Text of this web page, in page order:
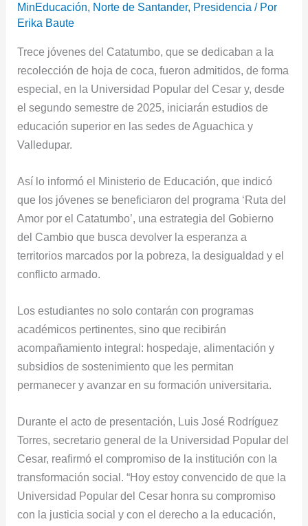
MinEducación, Norte de Santander, Presidencia / Por
Erika Baute
Trece jóvenes del Catatumbo, que se dedicaban a la
recolección de hoja de coca, fueron admitidos, de forma
especial, en la Universidad Popular del Cesar y, desde
el segundo semestre de 2025, iniciarán estudios de
educación superior en las sedes de Aguachica y
Valledupar.
Así lo informó el Ministerio de Educación, que indicó
que los jóvenes se beneficiaron del programa ‘Ruta del
Amor por el Catatumbo’, una estrategia del Gobierno
del Cambio que busca devolver la esperanza a
territorios marcados por la pobreza, la desigualdad y el
conflicto armado.
Los estudiantes no solo contarán con programas
académicos pertinentes, sino que recibirán
acompañamiento integral: hospedaje, alimentación y
subsidios de sostenimiento que les permitan
permanecer y avanzar en su formación universitaria.
Durante el acto de presentación, Luis José Rodríguez
Torres, secretario general de la Universidad Popular del
Cesar, reafirmó el compromiso de la institución con la
transformación social. “Hoy estoy convencido de que la
Universidad Popular del Cesar honra su compromiso
con la justicia social y con el derecho a la educación,